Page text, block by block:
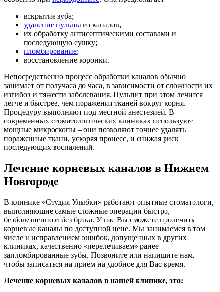
вскрытие зуба;
удаление пульпы из каналов;
их обработку антисептическими составами и
последующую сушку;
пломбирование;
восстановление коронки.
Непосредственно процесс обработки каналов обычно
занимает от получаса до часа, в зависимости от сложности их
изгибов и тяжести заболевания. Пульпит при этом лечится
легче и быстрее, чем поражения тканей вокруг корня.
Процедуру выполняют под местной анестезией. В
современных стоматологических клиниках используют
мощные микроскопы – они позволяют точнее удалять
пораженные ткани, ускоряя процесс, и снижая риск
последующих воспалений.
Лечение корневых каналов в Нижнем
Новгороде
В клинике «Студия Улыбки» работают опытные стоматологи,
выполняющие самые сложные операции быстро,
безболезненно и без брака. У нас Вы сможете пролечить
корневые каналы по доступной цене. Мы занимаемся в том
числе и исправлением ошибок, допущенных в других
клиниках, качественно «перелечиваем» ранее
запломбированные зубы. Позвоните или напишите нам,
чтобы записаться на прием на удобное для Вас время.
Лечение корневых каналов в нашей клинике, это: